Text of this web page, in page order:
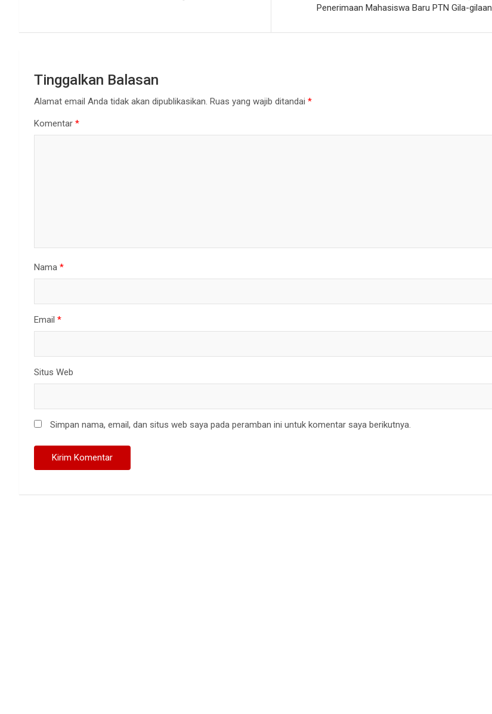
pos
Penerimaan Mahasiswa Baru PTN Gila-gilaan
Tinggalkan Balasan
Alamat email Anda tidak akan dipublikasikan. Ruas yang wajib ditandai *
Komentar *
Nama *
Email *
Situs Web
Simpan nama, email, dan situs web saya pada peramban ini untuk komentar saya berikutnya.